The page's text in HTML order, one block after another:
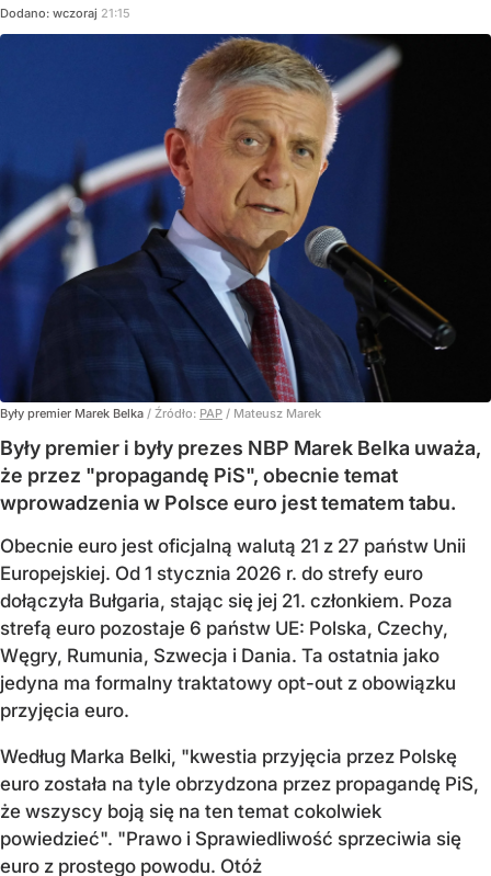
Dodano: wczoraj 21:15
Były premier Marek Belka / Źródło: PAP / Mateusz Marek
Były premier i były prezes NBP Marek Belka uważa,
że przez "propagandę PiS", obecnie temat
wprowadzenia w Polsce euro jest tematem tabu.
Obecnie euro jest oficjalną walutą 21 z 27 państw Unii
Europejskiej. Od 1 stycznia 2026 r. do strefy euro
dołączyła Bułgaria, stając się jej 21. członkiem. Poza
strefą euro pozostaje 6 państw UE: Polska, Czechy,
Węgry, Rumunia, Szwecja i Dania. Ta ostatnia jako
jedyna ma formalny traktatowy opt-out z obowiązku
przyjęcia euro.
Według Marka Belki, "kwestia przyjęcia przez Polskę
euro została na tyle obrzydzona przez propagandę PiS,
że wszyscy boją się na ten temat cokolwiek
powiedzieć". "Prawo i Sprawiedliwość sprzeciwia się
euro z prostego powodu. Otóż